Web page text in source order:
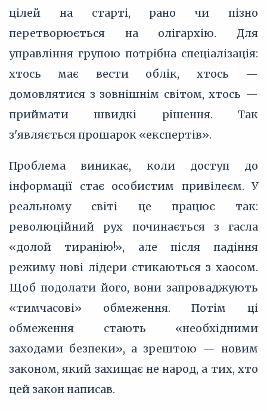
цілей на старті, рано чи пізно
перетворюється на олігархію. Для
управління групою потрібна спеціалізація:
хтось має вести облік, хтось —
домовлятися з зовнішнім світом, хтось —
приймати швидкі рішення. Так
з'являється прошарок «експертів».
Проблема виникає, коли доступ до
інформації стає особистим привілеєм. У
реальному світі це працює так:
революційний рух починається з гасла
«долой тиранію!», але після падіння
режиму нові лідери стикаються з хаосом.
Щоб подолати його, вони запроваджують
«тимчасові» обмеження. Потім ці
обмеження стають «необхідними
заходами безпеки», а зрештою — новим
законом, який захищає не народ, а тих, хто
цей закон написав.